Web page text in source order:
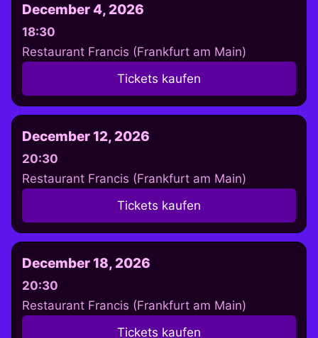
December 4, 2026
18:30
Restaurant Francis (Frankfurt am Main)
Tickets kaufen
December 12, 2026
20:30
Restaurant Francis (Frankfurt am Main)
Tickets kaufen
December 18, 2026
20:30
Restaurant Francis (Frankfurt am Main)
Tickets kaufen